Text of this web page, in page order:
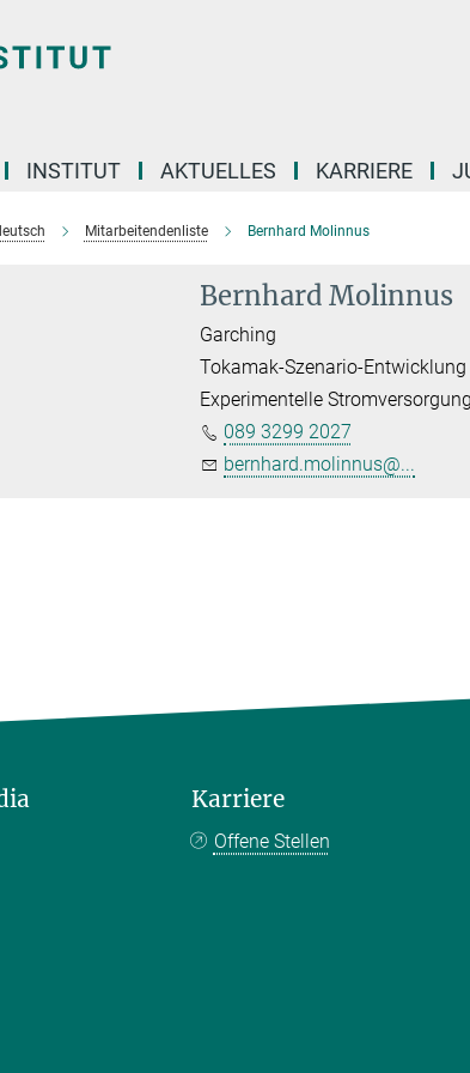
INSTITUT AKTUELLES KARRIERE
Mitarbeitendenliste Bernhard Molinnus
Bernhard Molinnus
Garching
Tokamak-Szenario-Entwicklung
Experimentelle Stromversorgung
089 3299 2027
bernhard.molinnus@...
Karriere
Offene Stellen